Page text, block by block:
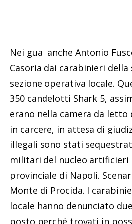
Nei guai anche Antonio
Casoria dai carabinieri della
sezione operativa locale.
350 candelotti Shark 5,
erano nella camera da letto
in carcere, in attesa di
illegali sono stati
militari del nucleo artificieri
provinciale di Napoli.
Monte di Procida. I
locale hanno denunciato
posto perché trovati in